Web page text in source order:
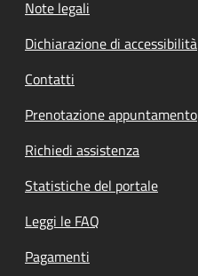
Note legali
Dichiarazione di accessibilità
Contatti
Prenotazione appuntamento
Richiedi assistenza
Statistiche del portale
Leggi le FAQ
Pagamenti